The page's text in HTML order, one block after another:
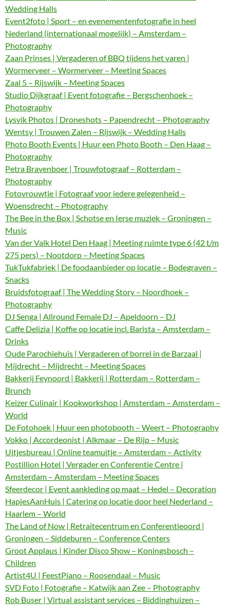
Wedding Halls
Event2foto | Sport – en evenementenfotografie in heel
Nederland (internationaal mogelijk) – Amsterdam –
Photography
Zaan Prinses | Vergaderen of BBQ tijdens het varen |
Wormerveer – Wormerveer – Meeting Spaces
Zaal 5 – Rijswijk – Meeting Spaces
Studio Dijkgraaf | Event fotografie – Bergschenhoek –
Photography
Lysvik Photos | Droneshots – Papendrecht – Photography
Wentsy | Trouwen Zalen – Rijswijk – Wedding Halls
Photo Booth Events | Huur een Photo Booth – Den Haag –
Photography
Petra Bravenboer | Trouwfotograaf – Rotterdam –
Photography
Fotovrouwtje | Fotograaf voor iedere gelegenheid –
Woensdrecht – Photography
The Bee in the Box | Schotse en Ierse muziek – Groningen –
Music
Van der Valk Hotel Den Haag | Meeting ruimte type 6 (42 t/m
275 pers) – Nootdorp – Meeting Spaces
TukTukfabriek | De foodaanbieder op locatie – Bodegraven –
Snacks
Bruidsfotograaf | The Wedding Story – Noordhoek –
Photography
DJ Senga | Allround Female DJ – Apeldoorn – DJ
Caffe Delizia | Koffie op locatie incl. Barista – Amsterdam –
Drinks
Oude Parochiehuis | Vergaderen of borrel in de Barzaal |
Mijdrecht – Mijdrecht – Meeting Spaces
Bakkerij Feynoord | Bakkerij | Rotterdam – Rotterdam –
Brunch
Keizer Culinair | Kookworkshop | Amsterdam – Amsterdam –
World
De Fotohoek | Huur een photobooth – Weert – Photography
Vokko | Accordeonist | Alkmaar – De Rijp – Music
Uitjesbureau | Online teamuitje – Amsterdam – Activity
Postillion Hotel | Vergader en Conferentie Centre |
Amsterdam – Amsterdam – Meeting Spaces
Sfeerdecor | Event aankleding op maat – Hedel – Decoration
HapjesAanHuis | Catering op locatie door heel Nederland –
Haarlem – World
The Land of Now | Retraitecentrum en Conferentieoord |
Groningen – Siddeburen – Conference Centers
Groot Applaus | Kinder Disco Show – Koningsbosch –
Children
Artist4U | FeestPiano – Roosendaal – Music
SVD Foto | Fotografie – Katwijk aan Zee – Photography
Rob Buser | Virtual assistant services – Biddinghuizen –